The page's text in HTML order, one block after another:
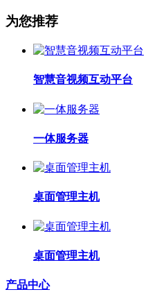
为您推荐
智慧音视频互动平台
一体服务器
桌面管理主机
桌面管理主机
产品中心